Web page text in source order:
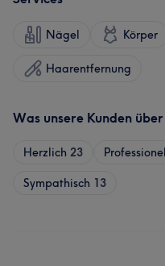
Nägel Körper
Haarentfernung
Was unsere Kunden
Herzlich 23
Sympathisch 13